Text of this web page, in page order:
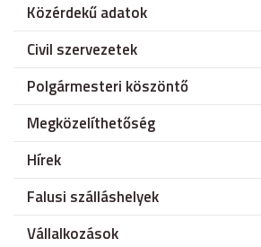
Közérdekű adatok
Civil szervezetek
Polgármesteri köszöntő
Megközelíthetőség
Hírek
Falusi szálláshelyek
Vállalkozások